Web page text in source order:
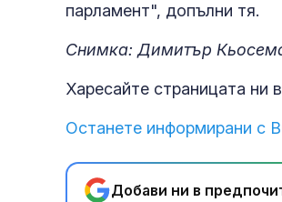
парламент", допълни тя.
Снимка: Димитър
Харесайте страницата ни
Останете информирани с
Добави ни в